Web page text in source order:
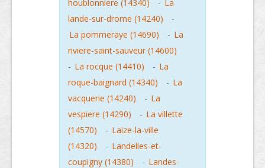
houblonniere (14340)
- La
lande-sur-drome (14240)
-
La pommeraye (14690)
- La
riviere-saint-sauveur (14600)
- La rocque (14410) - La
roque-baignard (14340)
- La
vacquerie (14240)
- La
vespiere (14290)
- La villette
(14570)
- Laize-la-ville
(14320)
- Landelles-et-
coupigny (14380)
- Landes-